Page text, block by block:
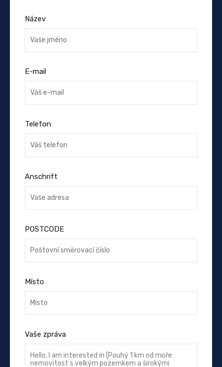
Název
E-mail
Telefon
Anschrift
POSTCODE
Místo
Vaše zpráva